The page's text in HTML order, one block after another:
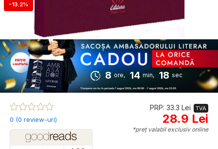
-13.2%
8 ore, 14 min, 17 sec
0 (0 review-uri)
PRP: 33.3 Lei TVA
28.9 Lei
*preț valabil exclusiv online